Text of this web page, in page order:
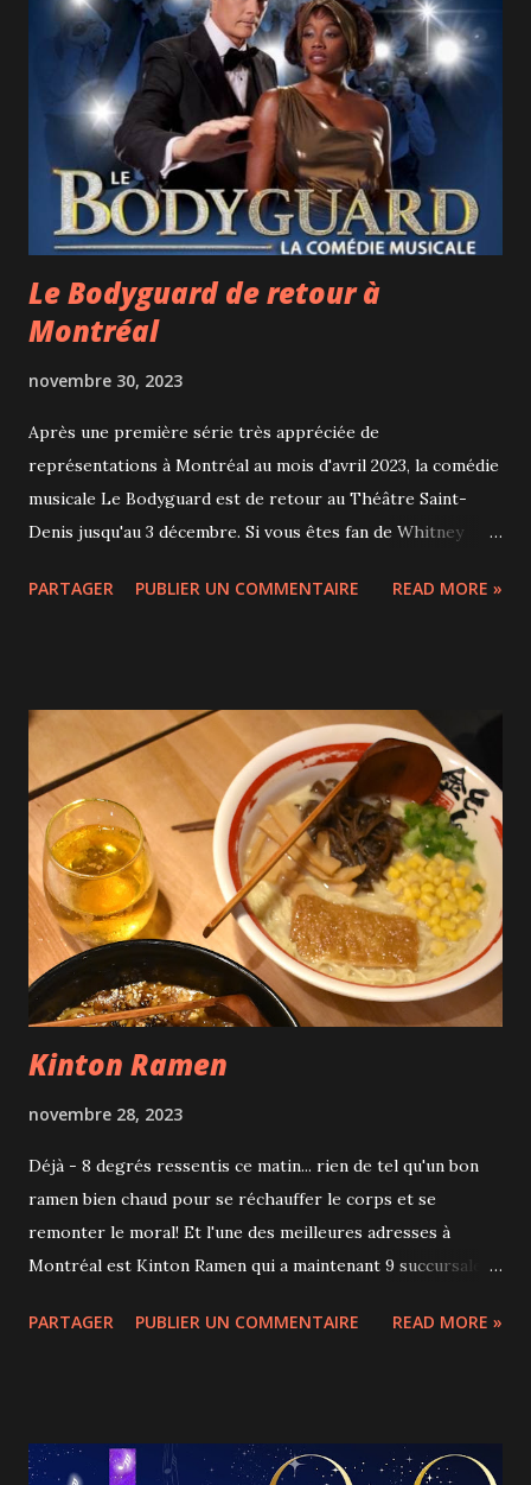
Le Bodyguard de retour à
Montréal
novembre 30, 2023
Après une première série très appréciée de
représentations à Montréal au mois d'avril 2023, la comédie
musicale Le Bodyguard est de retour au Théâtre Saint-
Denis jusqu'au 3 décembre. Si vous êtes fan de Whitney
manquez pas l'adaptation québécoise de ce grand succès
qu'elle ait reçu des menaces d'un harceleur. Partis sur de
mauvaises bases, leur relation va très rapidement
s'améliorer... Joël Legendre met en scène cette production
d'envergure avec des artistes d'ici. La ressemblance
physique et vocale de Jennifer-Lee Dupuy et Whitney
Houston est bluffante, tous les passages chantés sont un
vrai bonheur (la voix de Sharon James qui interprète la
sœur est également superbe) et les chorégraphies signées
Steve Bolton offrent de très beau...
PARTAGER PUBLIER UN COMMENTAIRE READ MORE »
Kinton Ramen
novembre 28, 2023
Déjà - 8 degrés ressentis ce matin... rien de tel qu'un bon
ramen bien chaud pour se réchauffer le corps et se
remonter le moral! Et l'une des meilleures adresses à
Montréal est Kinton Ramen qui a maintenant 9 succursales
d'ouvrir est à Brossard). Kinton Ramen fait partie du
verre de bière japonaise Sapporo Nous sommes allés
PARTAGER PUBLIER UN COMMENTAIRE READ MORE »